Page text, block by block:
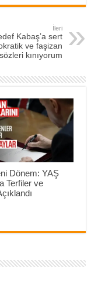
İleri
Kabaş’a sert
ve faşizan
sözleri kınıyorum
Dönem: YAŞ
Terfiler ve